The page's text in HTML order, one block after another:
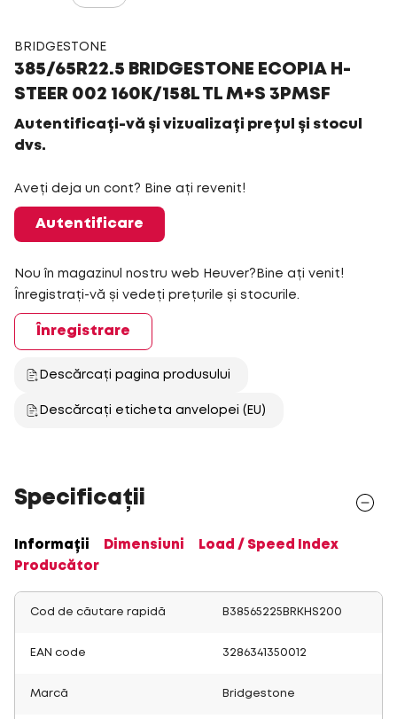
BRIDGESTONE
385/65R22.5 BRIDGESTONE ECOPIA H-
STEER 002 160K/158L TL M+S 3PMSF
Autentificați-vă și vizualizați prețul și stocul
dvs.
Aveți deja un cont? Bine ați revenit!
Autentificare
Nou în magazinul nostru web Heuver?Bine ați venit!
Înregistrați-vă și vedeți prețurile și stocurile.
Înregistrare
Descărcați pagina produsului
Descărcați eticheta anvelopei (EU)
Specificații
Informații Dimensiuni
Load / Speed Index
Producător
Cod de căutare rapidă B38565225BRKHS200
EAN code 3286341350012
Marcă Bridgestone